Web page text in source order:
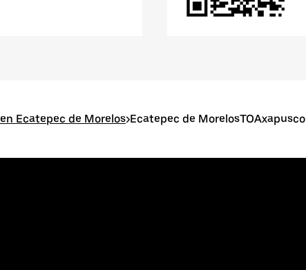
Ecatepec de Morelos>Ecatepec de MorelosTOAxapusco